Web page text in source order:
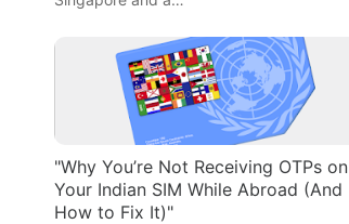
"Why You’re Not Receiving OTPs on
Your Indian SIM While Abroad (And
How to Fix It)"